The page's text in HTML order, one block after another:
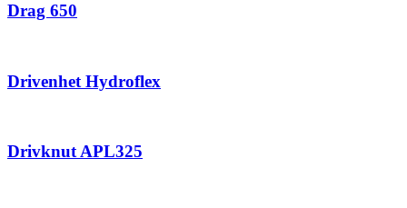
Drag 650
Drivenhet Hydroflex
Drivknut APL325